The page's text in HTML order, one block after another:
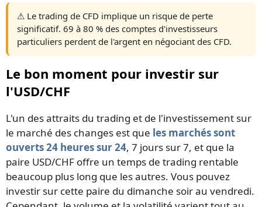
⚠️ Le trading de CFD implique un risque de perte
significatif. 69 à 80 % des comptes d'investisseurs
particuliers perdent de l'argent en négociant des CFD.
Le bon moment pour investir sur
l'USD/CHF
L'un des attraits du trading et de l'investissement sur
le marché des changes est que les marchés sont
ouverts 24 heures sur 24, 7 jours sur 7, et que la
paire USD/CHF offre un temps de trading rentable
beaucoup plus long que les autres. Vous pouvez
investir sur cette paire du dimanche soir au vendredi.